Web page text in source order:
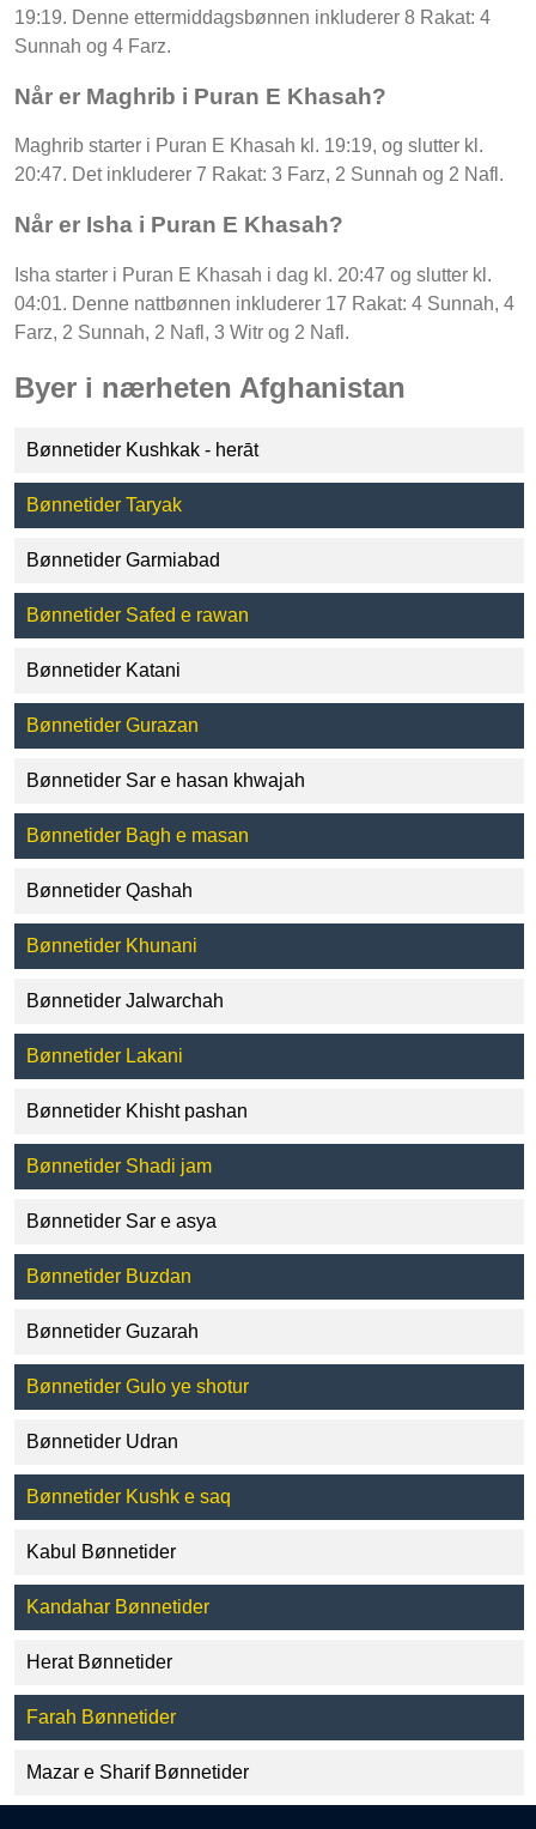
19:19. Denne ettermiddagsbønnen inkluderer 8 Rakat: 4
Sunnah og 4 Farz.
Når er Maghrib i Puran E Khasah?
Maghrib starter i Puran E Khasah kl. 19:19, og slutter kl.
20:47. Det inkluderer 7 Rakat: 3 Farz, 2 Sunnah og 2 Nafl.
Når er Isha i Puran E Khasah?
Isha starter i Puran E Khasah i dag kl. 20:47 og slutter kl.
04:01. Denne nattbønnen inkluderer 17 Rakat: 4 Sunnah, 4
Farz, 2 Sunnah, 2 Nafl, 3 Witr og 2 Nafl.
Byer i nærheten Afghanistan
Bønnetider Kushkak - herāt
Bønnetider Taryak
Bønnetider Garmiabad
Bønnetider Safed e rawan
Bønnetider Katani
Bønnetider Gurazan
Bønnetider Sar e hasan khwajah
Bønnetider Bagh e masan
Bønnetider Qashah
Bønnetider Khunani
Bønnetider Jalwarchah
Bønnetider Lakani
Bønnetider Khisht pashan
Bønnetider Shadi jam
Bønnetider Sar e asya
Bønnetider Buzdan
Bønnetider Guzarah
Bønnetider Gulo ye shotur
Bønnetider Udran
Bønnetider Kushk e saq
Kabul Bønnetider
Kandahar Bønnetider
Herat Bønnetider
Farah Bønnetider
Mazar e Sharif Bønnetider